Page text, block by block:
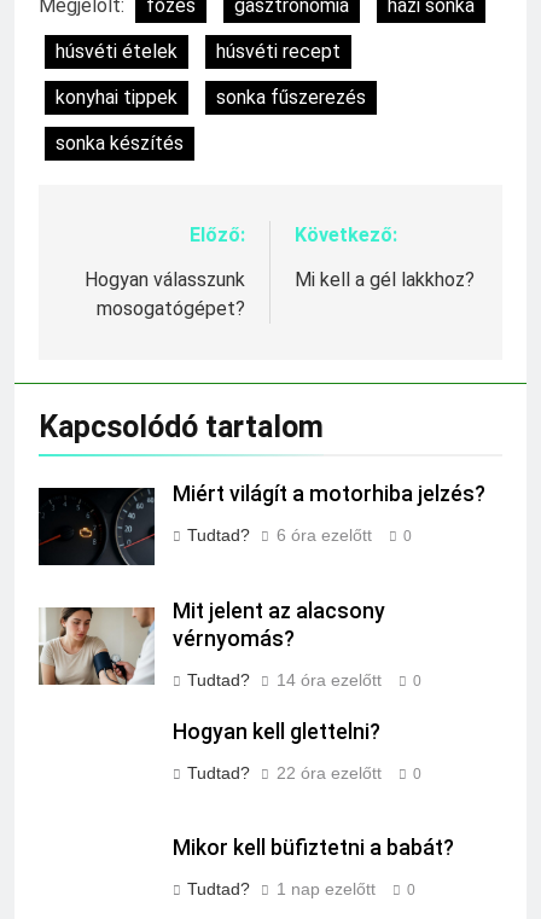
Megjelölt: főzés gasztronómia
házi sonka
húsvéti ételek
húsvéti recept
konyhai tippek
sonka fűszerezés
sonka készítés
Bejegyzés
navigáció
Előző:
Hogyan válasszunk
mosogatógépet?
Következő:
Mi kell a gél lakkhoz?
Kapcsolódó tartalom
Miért világít a motorhiba jelzés?
Tudtad? 6 óra ezelőtt 0
Mit jelent az alacsony
vérnyomás?
Tudtad? 14 óra ezelőtt 0
Hogyan kell glettelni?
Tudtad? 22 óra ezelőtt 0
Mikor kell büfiztetni a babát?
Tudtad? 1 nap ezelőtt 0